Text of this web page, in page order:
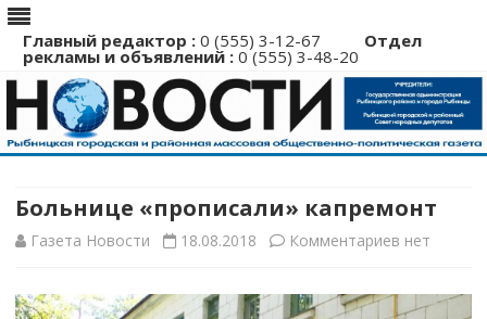
Главный редактор : 0 (555) 3-12-67 Отдел
рекламы и объявлений : 0 (555) 3-48-20
Перейти
Больнице «прописали» капремонт
Газета Новости 18.08.2018 Комментариев к
Больнице
нет